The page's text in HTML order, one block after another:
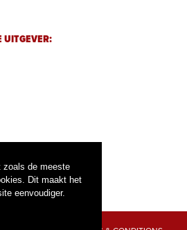
zoals de meeste
Dit maakt het
eenvoudiger.
UITGEVER: